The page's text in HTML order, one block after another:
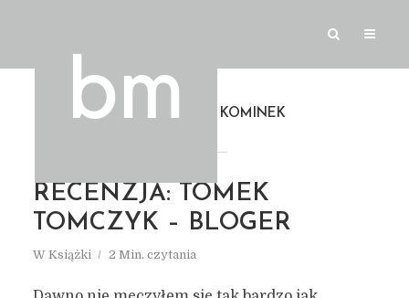
TOMEK KOMINEK
RECENZJA: TOMEK
TOMCZYK – BLOGER
W Książki 2 Min. czytania